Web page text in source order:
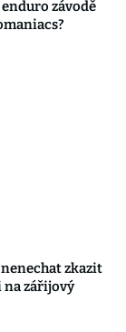
závodě
nenechat zkazit
na zářijový